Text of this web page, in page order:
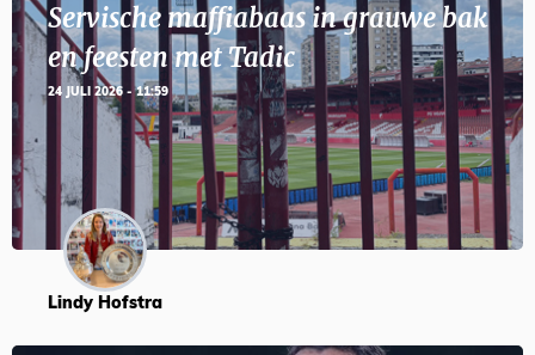
Servische maffiabaas in grauwe bak
en feesten met Tadic
24 JULI 2026 - 11:59
Lindy Hofstra